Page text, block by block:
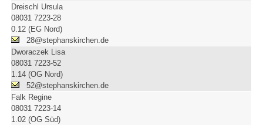
Dreischl Ursula
08031 7223-28
0.12 (EG Nord)
28@stephanskirchen.de
Dworaczek Lisa
08031 7223-52
1.14 (OG Nord)
52@stephanskirchen.de
Falk Regine
08031 7223-14
1.02 (OG Süd)